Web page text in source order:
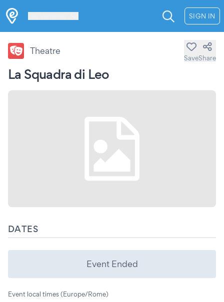
SIGN IN
La Squadra di Leo
Theatre
SaveShare
DATES
Event Ended
Event local times (Europe/Rome)